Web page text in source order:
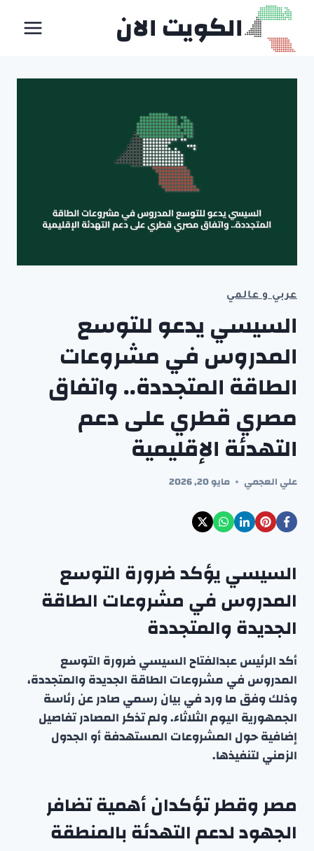
التجاوز
المحتوى
الكويت الان
عربي و عالمي
السيسي يدعو للتوسع
المدروس في مشروعات
الطاقة المتجددة.. واتفاق
مصري قطري على دعم
التهدئة الإقليمية
علي العجمي مايو 20, 2026
السيسي يؤكد ضرورة التوسع
المدروس في مشروعات الطاقة
الجديدة والمتجددة
أكد الرئيس عبدالفتاح السيسي ضرورة التوسع
المدروس في مشروعات الطاقة الجديدة والمتجددة،
وذلك وفق ما ورد في بيان رسمي صادر عن رئاسة
الجمهورية اليوم الثلاثاء. ولم تذكر المصادر تفاصيل
إضافية حول المشروعات المستهدفة أو الجدول
الزمني لتنفيذها.
مصر وقطر تؤكدان أهمية تضافر
الجهود لدعم التهدئة بالمنطقة